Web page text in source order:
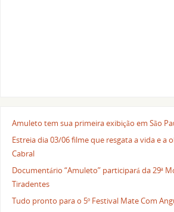
Amuleto tem sua primeira exibição em São
Estreia dia 03/06 filme que resgata a vida e a
Cabral
Documentário “Amuleto” participará da 29ª
Tiradentes
Tudo pronto para o 5º Festival Mate Com